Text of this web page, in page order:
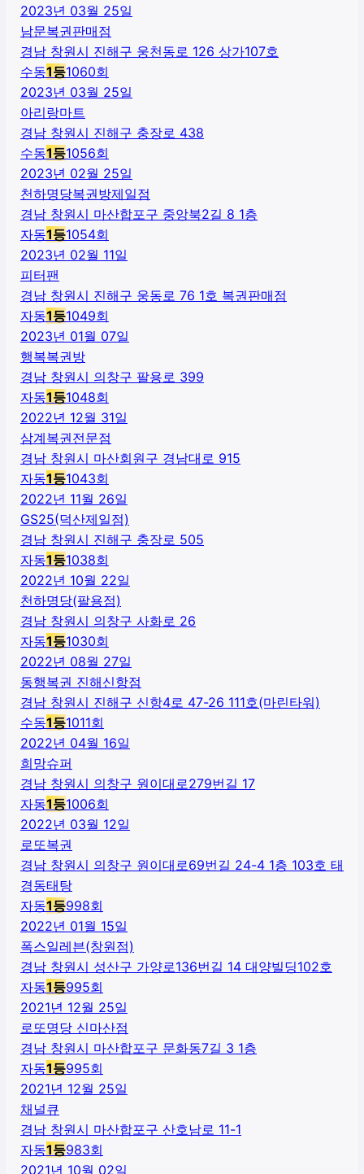
2023년 03월 25일
남문복권판매점
경남 창원시 진해구 웅천동로 126 상가107호
수동1등1060회
2023년 03월 25일
아리랑마트
경남 창원시 진해구 충장로 438
수동1등1056회
2023년 02월 25일
천하명당복권방제일점
경남 창원시 마산합포구 중앙북2길 8 1층
자동1등1054회
2023년 02월 11일
피터팬
경남 창원시 진해구 웅동로 76 1호 복권판매점
자동1등1049회
2023년 01월 07일
행복복권방
경남 창원시 의창구 팔용로 399
자동1등1048회
2022년 12월 31일
삼계복권전문점
경남 창원시 마산회원구 경남대로 915
자동1등1043회
2022년 11월 26일
GS25(덕산제일점)
경남 창원시 진해구 충장로 505
자동1등1038회
2022년 10월 22일
천하명당(팔용점)
경남 창원시 의창구 사화로 26
자동1등1030회
2022년 08월 27일
동행복권 진해신항점
경남 창원시 진해구 신항4로 47-26 111호(마린타워)
수동1등1011회
2022년 04월 16일
희망슈퍼
경남 창원시 의창구 원이대로279번길 17
자동1등1006회
2022년 03월 12일
로또복권
경남 창원시 의창구 원이대로69번길 24-4 1층 103호 태
경동태탕
자동1등998회
2022년 01월 15일
폭스일레븐(창원점)
경남 창원시 성산구 가양로136번길 14 대양빌딩102호
자동1등995회
2021년 12월 25일
로또명당 신마산점
경남 창원시 마산합포구 문화동7길 3 1층
자동1등995회
2021년 12월 25일
채널큐
경남 창원시 마산합포구 산호남로 11-1
자동1등983회
2021년 10월 02일